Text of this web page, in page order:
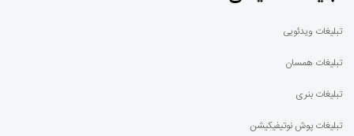
تبلیغات ویدئویی
تبلیغات همسان
تبلیغات بنری
تبلیغات پوش نوتیفیکیشن